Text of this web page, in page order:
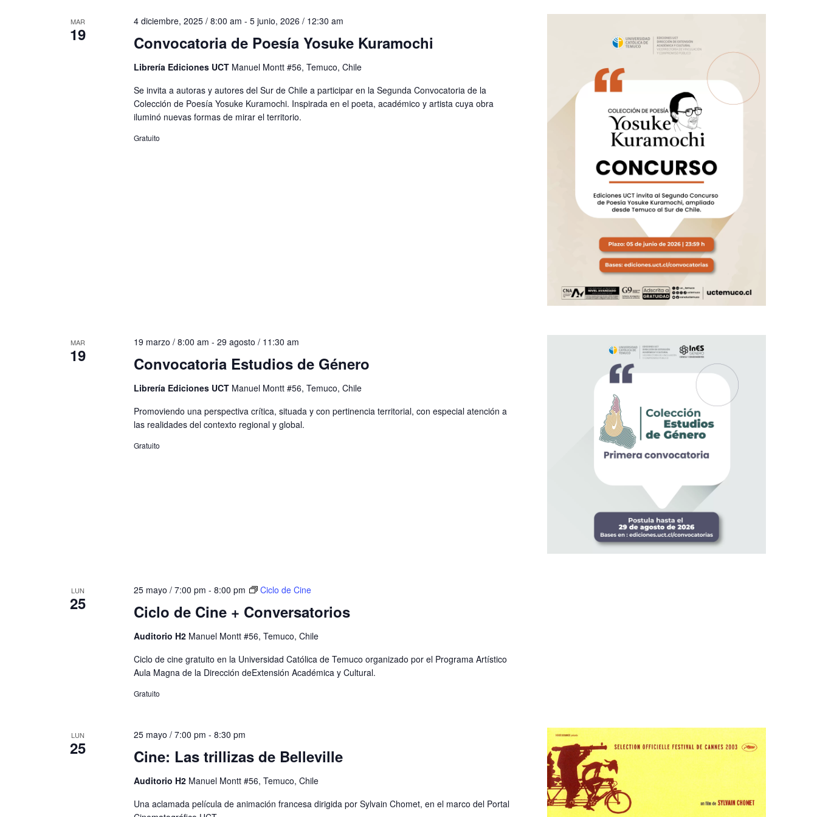
Eventos
MAR
19 Convocatoria de Poesía Yosuke Kuramochi
4 diciembre, 2025 / 8:00 am - 5 junio, 2026 / 12:30 am
Librería Ediciones UCT Manuel Montt #56, Temuco, Chile
Se invita a autoras y autores del Sur de Chile a participar en la Segunda Convocatoria de la
Colección de Poesía Yosuke Kuramochi. Inspirada en el poeta, académico y artista cuya obra
iluminó nuevas formas de mirar el territorio.
Gratuito
MAR
19 Convocatoria Estudios de Género
19 marzo / 8:00 am - 29 agosto / 11:30 am
Librería Ediciones UCT Manuel Montt #56, Temuco, Chile
Promoviendo una perspectiva crítica, situada y con pertinencia territorial, con especial atención a
las realidades del contexto regional y global.
Gratuito
LUN
25 Ciclo de Cine + Conversatorios
25 mayo / 7:00 pm - 8:00 pm Ciclo de Cine
Auditorio H2 Manuel Montt #56, Temuco, Chile
Ciclo de cine gratuito en la Universidad Católica de Temuco organizado por el Programa Artístico
Aula Magna de la Dirección deExtensión Académica y Cultural.
Gratuito
LUN
25 Cine: Las trillizas de Belleville
25 mayo / 7:00 pm - 8:30 pm
Auditorio H2 Manuel Montt #56, Temuco, Chile
Una aclamada película de animación francesa dirigida por Sylvain Chomet, en el marco del Portal